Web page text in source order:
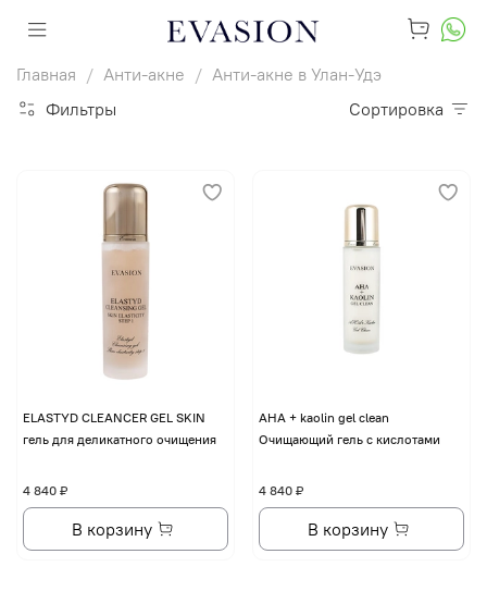
Главная Анти-акне
Анти-акне в Улан-Удэ
Фильтры
Сортировка
ELASTYD CLEANCER GEL SKIN
гель для деликатного очищения
4 840 ₽
В корзину
AHA + kaolin gel clean
Очищающий гель с кислотами
4 840 ₽
В корзину